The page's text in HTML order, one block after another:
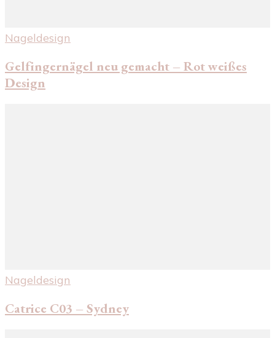
Nageldesign
Gelfingernägel neu gemacht – Rot weißes
Design
Nageldesign
Catrice C03 – Sydney